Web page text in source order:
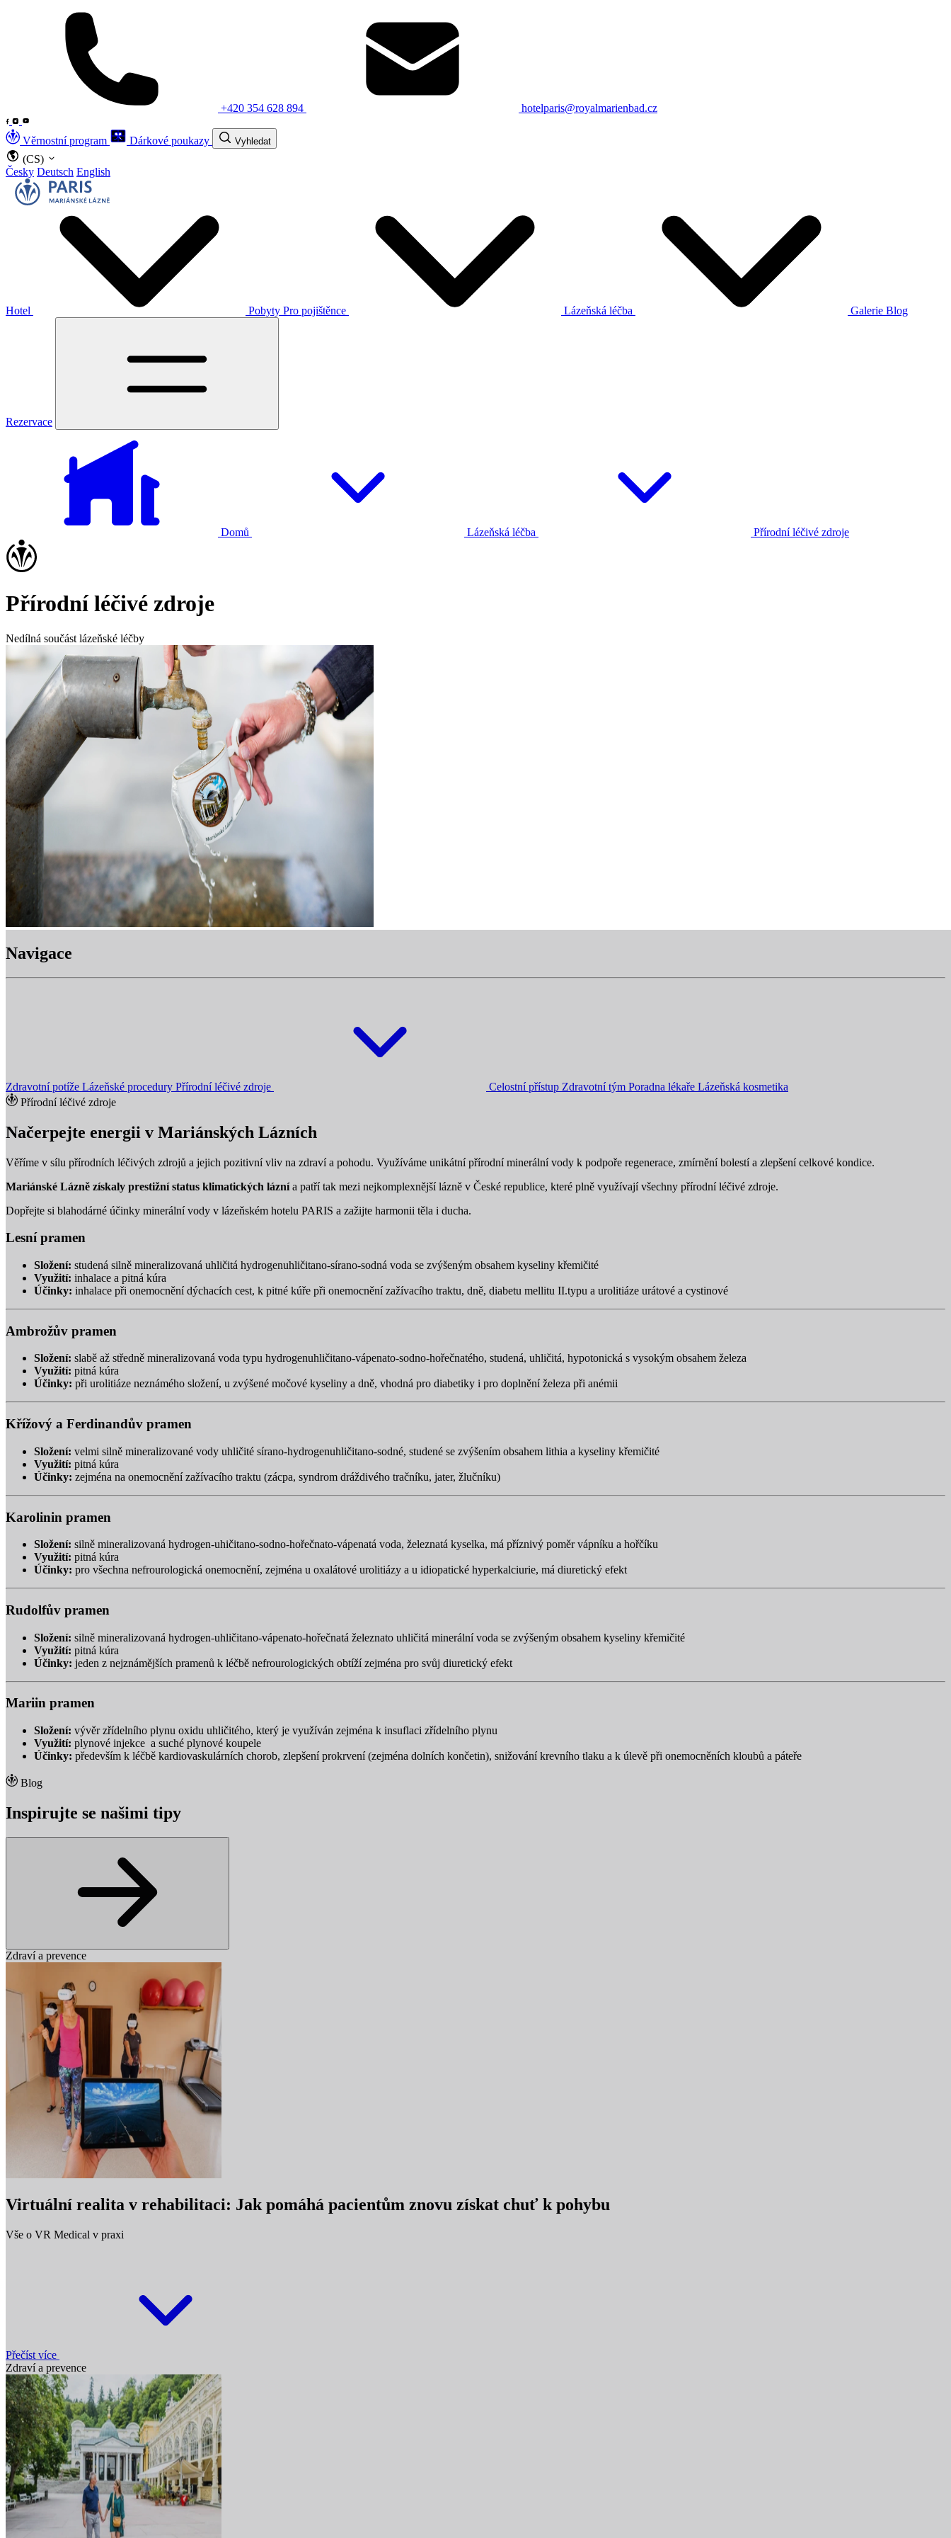
+420 354 628 894 hotelparis@royalmarienbad.cz
Věrnostní program Dárkové poukazy Vyhledat
(CS)
Česky Deutsch English
Hotel Pobyty Pro pojištěnce Lázeňská léčba Galerie Blog
Rezervace
Domů Lázeňská léčba Přírodní léčivé zdroje
Přírodní léčivé zdroje
Nedílná součást lázeňské léčby
Navigace
Zdravotní potíže Lázeňské procedury Přírodní léčivé zdroje Celostní přístup Zdravotní tým Poradna lékaře Lázeňská kosmetika
Přírodní léčivé zdroje
Načerpejte energii v Mariánských Lázních
Věříme v sílu přírodních léčivých zdrojů a jejich pozitivní vliv na zdraví a pohodu. Využíváme unikátní přírodní minerální vody k podpoře regenerace, zmírnění bolestí a zlepšení celkové kondice.
Mariánské Lázně získaly prestižní status klimatických láznía patří tak mezi nejkomplexnější lázně v České republice, které plně využívají všechny přírodní léčivé zdroje.
Dopřejte si blahodárné účinky minerální vody v lázeňském hotelu PARIS a zažijte harmonii těla i ducha.
Lesní pramen
Složení: studená silně mineralizovaná uhličitá hydrogenuhličitano-sírano-sodná voda se zvýšeným obsahem kyseliny křemičité
Využití: inhalace a pitná kúra
Účinky: inhalace při onemocnění dýchacích cest, k pitné kúře při onemocnění zažívacího traktu, dně, diabetu mellitu II.typu a urolitiáze urátové a cystinové
Ambrožův pramen
Složení: slabě až středně mineralizovaná voda typu hydrogenuhličitano-vápenato-sodno-hořečnatého, studená, uhličitá, hypotonická s vysokým obsahem železa
Využití: pitná kúra
Účinky: při urolitiáze neznámého složení, u zvýšené močové kyseliny a dně, vhodná pro diabetiky i pro doplnění železa při anémii
Křížový a Ferdinandův pramen
Složení: velmi silně mineralizované vody uhličité sírano-hydrogenuhličitano-sodné, studené se zvýšením obsahem lithia a kyseliny křemičité
Využití: pitná kúra
Účinky: zejména na onemocnění zažívacího traktu (zácpa, syndrom dráždivého tračníku, jater, žlučníku)
Karolinin pramen
Složení: silně mineralizovaná hydrogen-uhičitano-sodno-hořečnato-vápenatá voda, železnatá kyselka, má příznivý poměr vápníku a hořčíku
Využití: pitná kúra
Účinky: pro všechna nefrourologická onemocnění, zejména u oxalátové urolitiázy a u idiopatické hyperkalciurie, má diuretický efekt
Rudolfův pramen
Složení: silně mineralizovaná hydrogen-uhličitano-vápenato-hořečnatá železnato uhličitá minerální voda se zvýšeným obsahem kyseliny křemičité
Využití: pitná kúra
Účinky: jeden z nejznámějších pramenů k léčbě nefrourologických obtíží zejména pro svůj diuretický efekt
Mariin pramen
Složení: vývěr zřídelního plynu oxidu uhličitého, který je využíván zejména k insuflaci zřídelního plynu
Využití: plynové injekce a suché plynové koupele
Účinky: především k léčbě kardiovaskulárních chorob, zlepšení prokrvení (zejména dolních končetin), snižování krevního tlaku a k úlevě při onemocněních kloubů a páteře
Blog
Inspirujte se našimi tipy
Zdraví a prevence
Virtuální realita v rehabilitaci: Jak pomáhá pacientům znovu získat chuť k pohybu
Vše o VR Medical v praxi
Přečíst více
Zdraví a prevence